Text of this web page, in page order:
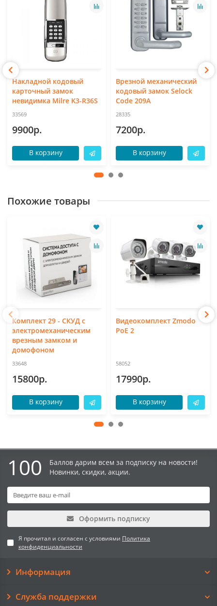
Накладной кодовый
карточный замок
невидимка Milre K3-R36S
33569
9900р.
В корзину
Врезной механический
кодовый замок Selock
Code 209A
28335
7200р.
В корзину
Похожие товары
Комплект 29 - СКУД с
электромеханическим
врезным замком и
домофоном
33648
15800р.
В корзину
Видеокомплект Zmodo
PoE 2
58052
17990р.
В корзину
100
Баллов дарим всем за подписку на новости!
Новинки, скидки, акции.
Оформить подписку
Я прочитал и согласен с условиями Политика
конфиденциальности
Информация
Служба поддержки